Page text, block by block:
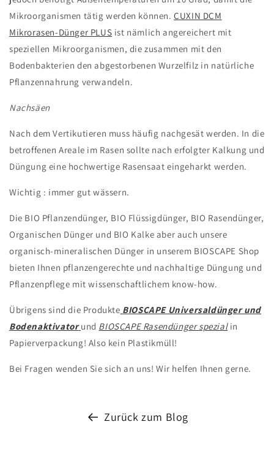
Mikroorganismen tätig werden können.CUXIN DCM
Mikrorasen-Dünger PLUS ist nämlich angereichert mit
speziellen Mikroorganismen, die zusammen mit den
Bodenbakterien den abgestorbenen Wurzelfilz in natürliche
Pflanzennahrung verwandeln.
Nachsäen
Nach dem Vertikutieren muss häufig nachgesät werden. In die
betroffenen Areale im Rasen sollte nach erfolgter Kalkung und
Düngung eine hochwertige Rasensaat eingeharkt werden.
Wichtig : immer gut wässern.
Die BIO Pflanzendünger, BIO Flüssigdünger, BIO Rasendünger,
Organischen Dünger und BIO Kalke aber auch unsere
organisch-mineralischen Dünger in unserem BIOSCAPE Shop
bieten Ihnen pflanzengerechte und nachhaltige Düngung und
Pflanzenpflege mit wissenschaftlichem know-how.
Übrigens sind die Produkte BIOSCAPE Universaldünger und
Bodenaktivator und BIOSCAPE Rasendünger spezialin
Papierverpackung! Also kein Plastikmüll!
Bei Fragen wenden Sie sich an uns! Wir helfen Ihnen gerne.
Zurück zum Blog